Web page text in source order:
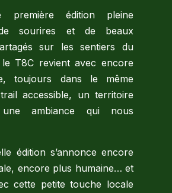
première édition pleine
de sourires et de beaux
sur les sentiers du
le T8C revient avec encore
toujours dans le même
accessible, un territoire
ambiance qui nous
édition s’annonce encore
encore plus humaine… et
cette petite touche locale